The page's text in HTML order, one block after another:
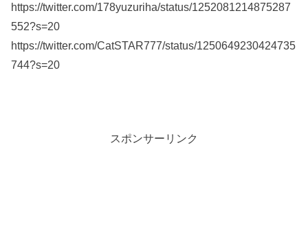
https://twitter.com/178yuzuriha/status/1252081214875287
552?s=20
https://twitter.com/CatSTAR777/status/1250649230424735
744?s=20
スポンサーリンク